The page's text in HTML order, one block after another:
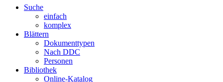
Suche
einfach
komplex
Blättern
Dokumenttypen
Nach DDC
Personen
Bibliothek
Online-Katalog